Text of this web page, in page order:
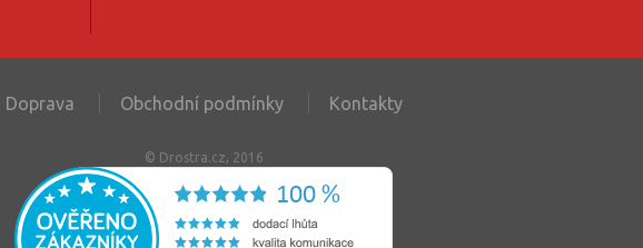
Doprava Obchodní podmínky Kontakty
© Drostra.cz, 2016